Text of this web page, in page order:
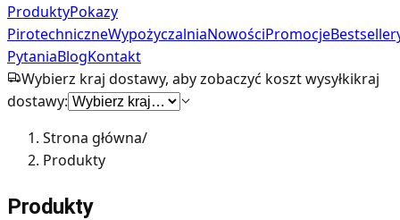
ProduktyPokazy
PirotechniczneWypożyczalniaNowościPromocje
PytaniaBlogKontakt
Wybierz kraj dostawy, aby zobaczyć koszt wysyłkikraj
dostawy:
Strona główna/
Produkty
Produkty